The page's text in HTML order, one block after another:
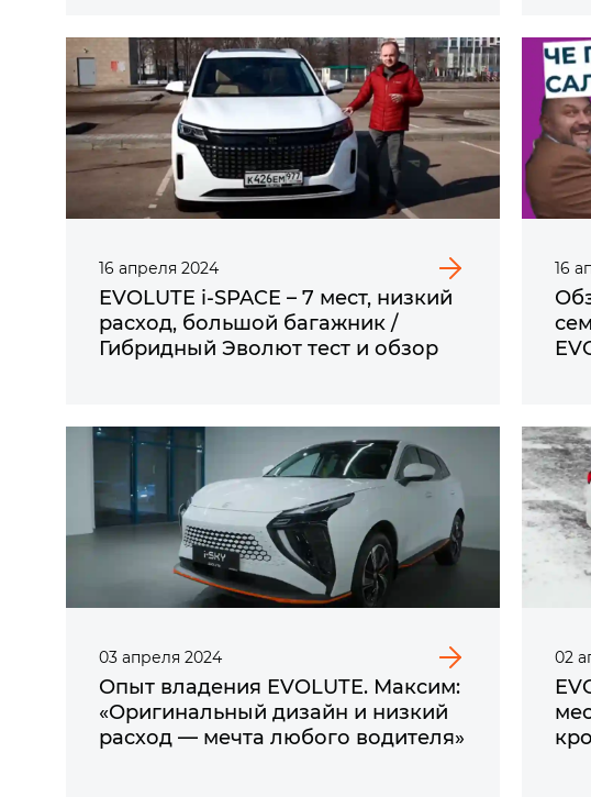
16 апреля 2024
EVOLUTE i‑SPACE – 7 мест, низкий
расход, большой багажник /
Гибридный Эволют тест и обзор
16
03 апреля 2024
Опыт владения EVOLUTE. Максим:
«Оригинальный дизайн и низкий
расход — мечта любого водителя»
02
EVOLUTE